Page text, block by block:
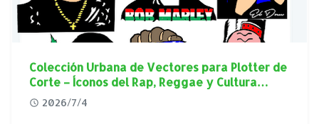
Colección Urbana de Vectores para Plotter de
Corte – Íconos del Rap, Reggae y Cultura
Street en Alta Calidad
2026/7/4